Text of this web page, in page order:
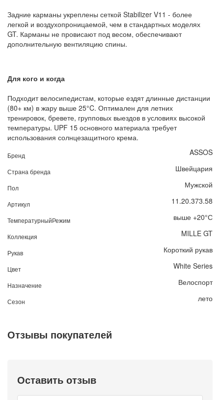
Задние карманы укреплены сеткой Stabilizer V11 - более
легкой и воздухопроницаемой, чем в стандартных моделях
GT. Карманы не провисают под весом, обеспечивают
дополнительную вентиляцию спины.
Для кого и когда
Подходит велосипедистам, которые ездят длинные дистанции
(80+ км) в жару выше 25°C. Оптимален для летних
тренировок, бревете, групповых выездов в условиях высокой
температуры. UPF 15 основного материала требует
использования солнцезащитного крема.
Бренд ASSOS
Страна бренда Швейцария
Пол Мужской
Артикул 11.20.373.58
ТемпературныйРежим выше +20°С
Коллекция MILLE GT
Рукав Короткий рукав
Цвет White Series
Назначение Велоспорт
Сезон лето
Отзывы покупателей
Оставить отзыв